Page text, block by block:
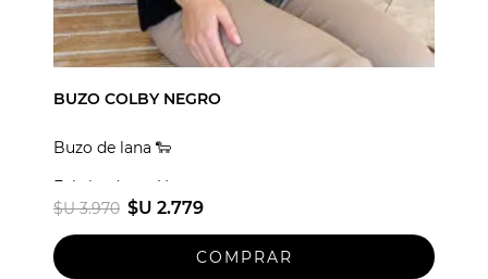
BUZO COLBY NEGRO
Buzo de lana 🐑
Fabricado en Uruguay
$U 3.970 $U 2.779